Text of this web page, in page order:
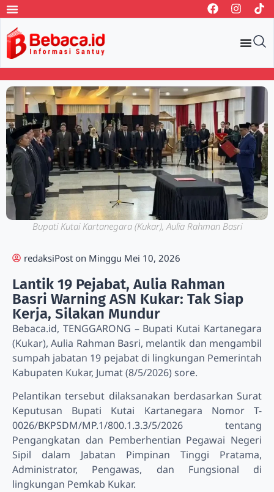
Bupati Kutai Kartanegara (Kukar), Aulia Rahman Basri
redaksiPost on Minggu Mei 10, 2026
Lantik 19 Pejabat, Aulia Rahman
Basri Warning ASN Kukar: Tak Siap
Kerja, Silakan Mundur
Bebaca.id, TENGGARONG – Bupati Kutai Kartanegara
(Kukar), Aulia Rahman Basri, melantik dan mengambil
sumpah jabatan 19 pejabat di lingkungan Pemerintah
Kabupaten Kukar, Jumat (8/5/2026) sore.
Pelantikan tersebut dilaksanakan berdasarkan Surat
Keputusan Bupati Kutai Kartanegara Nomor T-
0026/BKPSDM/MP.1/800.1.3.3/5/2026 tentang
Pengangkatan dan Pemberhentian Pegawai Negeri
Sipil dalam Jabatan Pimpinan Tinggi Pratama,
Administrator, Pengawas, dan Fungsional di
lingkungan Pemkab Kukar.